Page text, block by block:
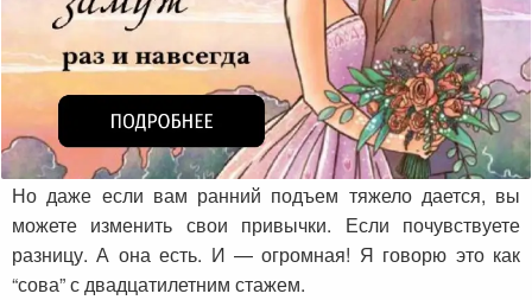
Но даже если вам ранний подъем тяжело дается, вы
можете изменить свои привычки. Если почувствуете
разницу. А она есть. И — огромная! Я говорю это как
“сова” с двадцатилетним стажем.